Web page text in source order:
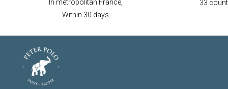
In metropolitan France,
Within 30 days
33